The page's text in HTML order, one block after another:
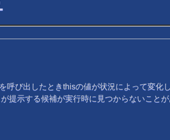
呼び出したときthisの値が状況によって変化
提示する候補が実行時に見つからないことが